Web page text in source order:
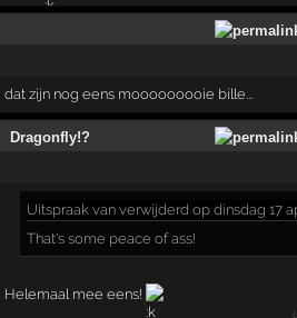
dat zijn nog eens mooooooooie bille...
Dragonfly!?
Uitspraak van verwijderd op dinsdag 17
That's some peace of ass!
Helemaal mee eens!